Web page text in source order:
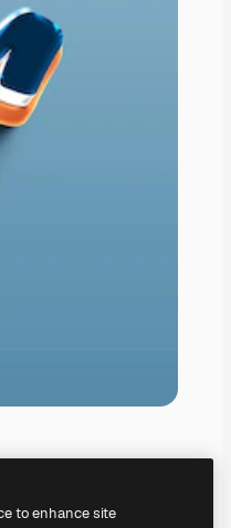
to enhance site